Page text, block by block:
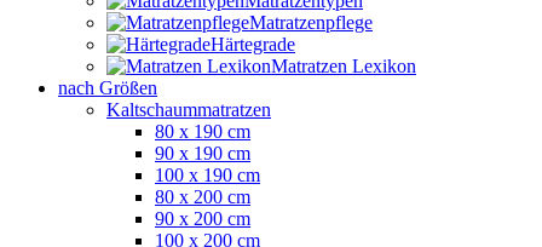
Matratzenpflege
Härtegrade
Matratzen Lexikon
nach Größen
Kaltschaummatratzen
80 x 190 cm
90 x 190 cm
100 x 190 cm
80 x 200 cm
90 x 200 cm
100 x 200 cm